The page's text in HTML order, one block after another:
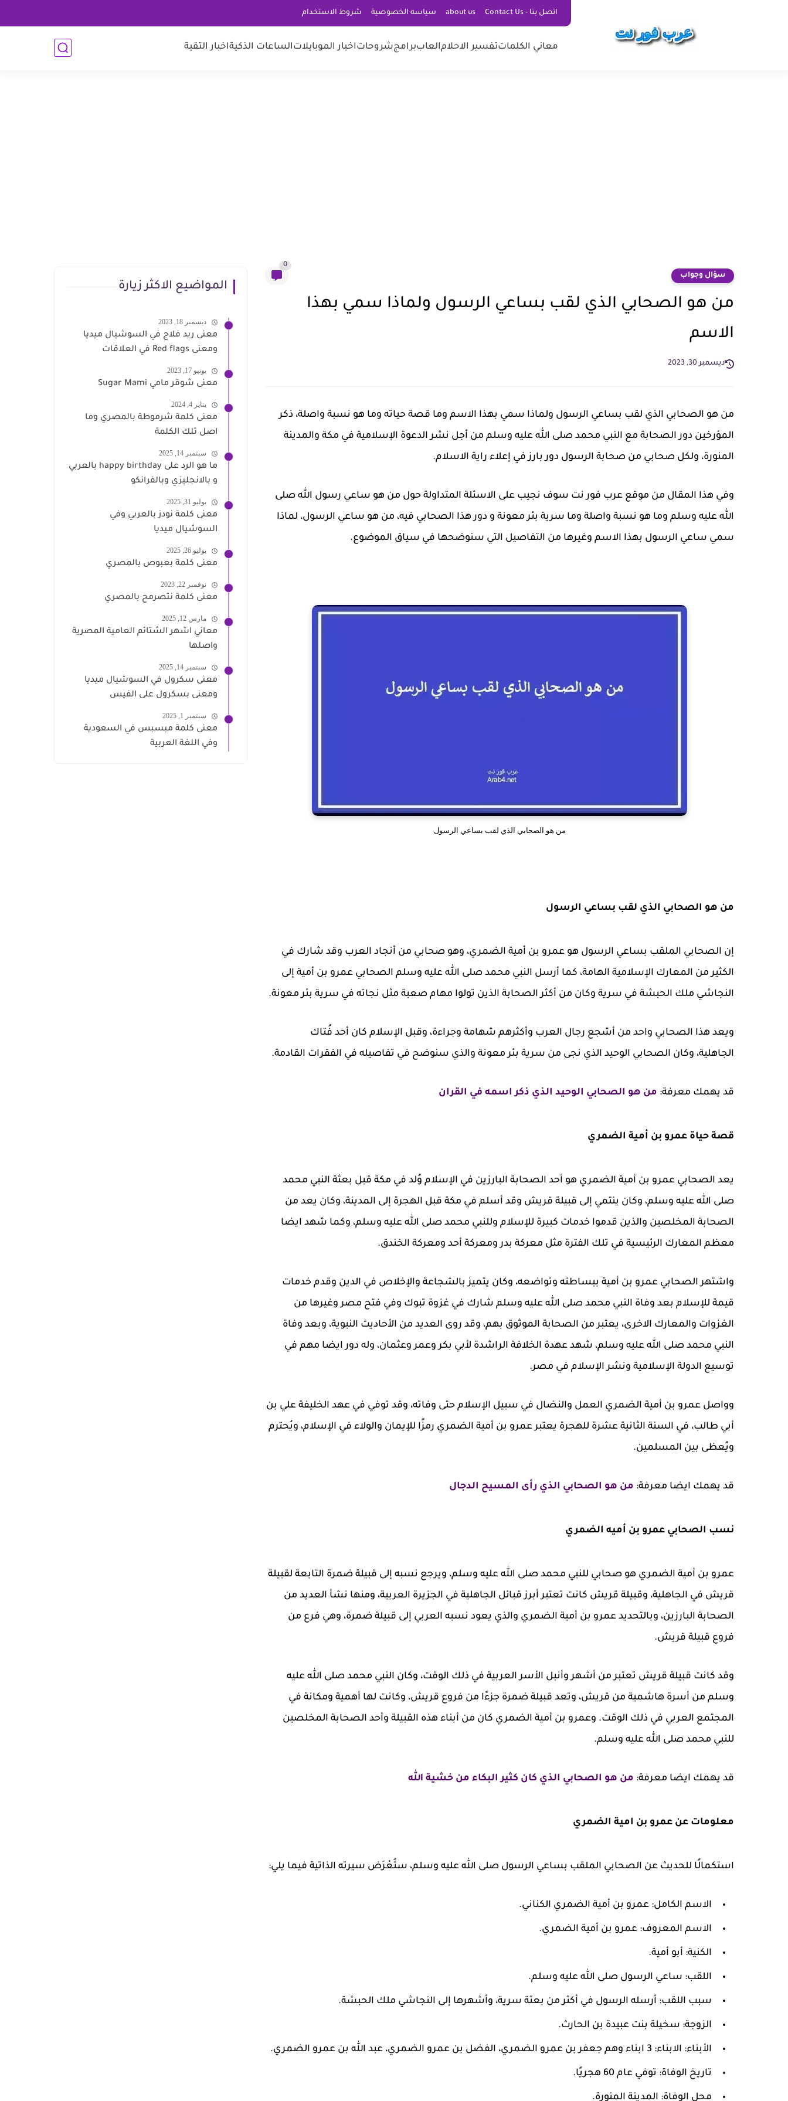
اتصل بنا - Contact Us about us سياسه الخصوصية شروط الاستخدام
معاني الكلماتتفسير الاحلامالعاببرامجشروحاتاخبار الموبايلاتالساعات الذكيةاخبار التقية
سؤال وجواب
0
من هو الصحابي الذي لقب بساعي الرسول ولماذا سمي بهذا
الاسم
ديسمبر 30, 2023
من هو الصحابي الذي لقب بساعي الرسول ولماذا سمي بهذا الاسم وما قصة حياته وما هو نسبة واصلة، ذكر
المؤرخين دور الصحابة مع النبي محمد صلى الله عليه وسلم من أجل نشر الدعوة الإسلامية في مكة والمدينة
المنورة، ولكل صحابي من صحابة الرسول دور بارز في إعلاء راية الاسلام.
وفي هذا المقال من موقع عرب فور نت سوف نجيب على الاسئلة المتداولة حول من هو ساعي رسول الله صلى
الله عليه وسلم وما هو نسبة واصلة وما سرية بئر معونة و دور هذا الصحابي فيه، من هو ساعي الرسول، لماذا
سمي ساعي الرسول بهذا الاسم وغيرها من التفاصيل التي سنوضحها في سياق الموضوع.
من هو الصحابي الذي لقب بساعي الرسول
من هو الصحابي الذي لقب بساعي الرسول
إن الصحابي الملقب بساعي الرسول هو عمرو بن أمية الضمري، وهو صحابي من أنجاد العرب وقد شارك في
الكثير من المعارك الإسلامية الهامة، كما أرسل النبي محمد صلى الله عليه وسلم الصحابي عمرو بن أمية إلى
النجاشي ملك الحبشة في سرية وكان من أكثر الصحابة الذين تولوا مهام صعبة مثل نجاته في سرية بئر معونة.
ويعد هذا الصحابي واحد من أشجع رجال العرب وأكثرهم شهامة وجراءة، وقبل الإسلام كان أحد فُتاك
الجاهلية، وكان الصحابي الوحيد الذي نجى من سرية بئر معونة والذي سنوضح في تفاصيله في الفقرات القادمة.
قد يهمك معرفة: من هو الصحابي الوحيد الذي ذكر اسمه في القران
قصة حياة عمرو بن أمية الضمري
يعد الصحابي عمرو بن أمية الضمري هو أحد الصحابة البارزين في الإسلام وُلد في مكة قبل بعثة النبي محمد
صلى الله عليه وسلم، وكان ينتمي إلى قبيلة قريش وقد أسلم في مكة قبل الهجرة إلى المدينة، وكان يعد من
الصحابة المخلصين والذين قدموا خدمات كبيرة للإسلام وللنبي محمد صلى الله عليه وسلم، وكما شهد ايضا
معظم المعارك الرئيسية في تلك الفترة مثل معركة بدر ومعركة أحد ومعركة الخندق.
واشتهر الصحابي عمرو بن أمية ببساطته وتواضعه، وكان يتميز بالشجاعة والإخلاص في الدين وقدم خدمات
قيمة للإسلام بعد وفاة النبي محمد صلى الله عليه وسلم شارك في غزوة تبوك وفي فتح مصر وغيرها من
الغزوات والمعارك الاخرى، يعتبر من الصحابة الموثوق بهم، وقد روى العديد من الأحاديث النبوية، وبعد وفاة
النبي محمد صلى الله عليه وسلم، شهد عهدة الخلافة الراشدة لأبي بكر وعمر وعثمان، وله دور ايضا مهم في
توسيع الدولة الإسلامية ونشر الإسلام في مصر.
وواصل عمرو بن أمية الضمري العمل والنضال في سبيل الإسلام حتى وفاته، وقد توفي في عهد الخليفة علي بن
أبي طالب، في السنة الثانية عشرة للهجرة يعتبر عمرو بن أمية الضمري رمزًا للإيمان والولاء في الإسلام، ويُحترم
ويُعظى بين المسلمين.
قد يهمك ايضا معرفة: من هو الصحابي الذي رأى المسيح الدجال
نسب الصحابي عمرو بن أميه الضمري
عمرو بن أمية الضمري هو صحابي للنبي محمد صلى الله عليه وسلم، ويرجع نسبه إلى قبيلة ضمرة التابعة لقبيلة
قريش في الجاهلية، وقبيلة قريش كانت تعتبر أبرز قبائل الجاهلية في الجزيرة العربية، ومنها نشأ العديد من
الصحابة البارزين، وبالتحديد عمرو بن أمية الضمري والذي يعود نسبه العربي إلى قبيلة ضمرة، وهي فرع من
فروع قبيلة قريش.
وقد كانت قبيلة قريش تعتبر من أشهر وأنبل الأسر العربية في ذلك الوقت، وكان النبي محمد صلى الله عليه
وسلم من أسرة هاشمية من قريش، وتعد قبيلة ضمرة جزءًا من فروع قريش، وكانت لها أهمية ومكانة في
المجتمع العربي في ذلك الوقت. وعمرو بن أمية الضمري كان من أبناء هذه القبيلة وأحد الصحابة المخلصين
للنبي محمد صلى الله عليه وسلم.
قد يهمك ايضا معرفة: من هو الصحابي الذي كان كثير البكاء من خشية الله
معلومات عن عمرو بن امية الضمري
استكمالًا للحديث عن الصحابي الملقب بساعي الرسول صلى الله عليه وسلم، ستُعْرَض سيرته الذاتية فيما يلي:
الاسم الكامل: عمرو بن أمية الضمري الكناني.
الاسم المعروف: عمرو بن أمية الضمري.
الكنية: أبو أمية.
اللقب: ساعي الرسول صلى الله عليه وسلم.
سبب اللقب: أرسله الرسول في أكثر من بعثة سرية، وأشهرها إلى النجاشي ملك الحبشة.
الزوجة: سخيلة بنت عبيدة بن الحارث.
الأبناء: الابناء: 3 ابناء وهم جعفر بن عمرو الضمري، الفضل بن عمرو الضمري، عبد الله بن عمرو الضمري.
تاريخ الوفاة: توفي عام 60 هجريًا.
محل الوفاة: المدينة المنورة.
المواضيع الاكثر زيارة
ديسمبر 18, 2023
معنى ريد فلاج في السوشيال ميديا
ومعنى Red flags في العلاقات
يونيو 17, 2023
معنى شوقر مامي Sugar Mami
يناير 4, 2024
معنى كلمة شرموطة بالمصري وما
اصل تلك الكلمة
سبتمبر 14, 2025
ما هو الرد على happy birthday بالعربي
و بالانجليزي وبالفرانكو
يوليو 31, 2025
معنى كلمة نودز بالعربي وفي
السوشيال ميديا
يوليو 26, 2025
معنى كلمة بعبوص بالمصري
نوفمبر 22, 2023
معنى كلمة نتصرمح بالمصري
مارس 12, 2025
معاني اشهر الشتائم العامية المصرية
واصلها
سبتمبر 14, 2025
معنى سكرول في السوشيال ميديا
ومعنى بسكرول على الفيس
سبتمبر 1, 2025
معنى كلمة مبسبس في السعودية
وفي اللغة العربية